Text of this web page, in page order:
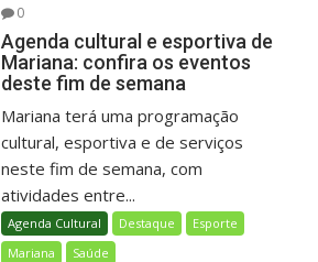
0
Agenda cultural e esportiva de
Mariana: confira os eventos
deste fim de semana
Mariana terá uma programação
cultural, esportiva e de serviços
neste fim de semana, com
atividades entre...
Agenda Cultural Destaque
Esporte
Mariana
Saúde